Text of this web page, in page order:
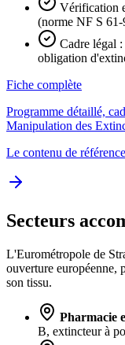
Vérification
(norme NF S
Cadre légal
obligation
Fiche complète
Programme détaillé,
Manipulation des
Le contenu de
Secteurs
L'Eurométropole de
ouverture européenne,
son tissu.
Pharmacie
B, extincteur à